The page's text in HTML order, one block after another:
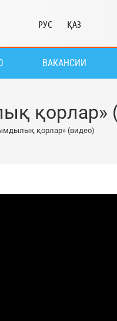
РУС ҚАЗ
ВАКАНСИИ
қорлар»
қорлар» (видео)